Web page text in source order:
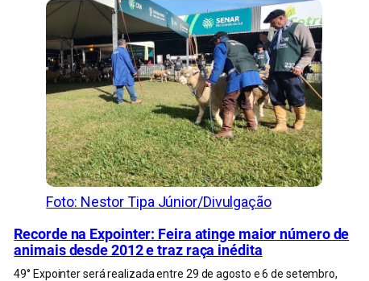
Foto: Nestor Tipa Júnior/Divulgação
Recorde na Expointer: Feira atinge maior número de
animais desde 2012 e traz raça inédita
49° Expointer será realizada entre 29 de agosto e 6 de setembro,